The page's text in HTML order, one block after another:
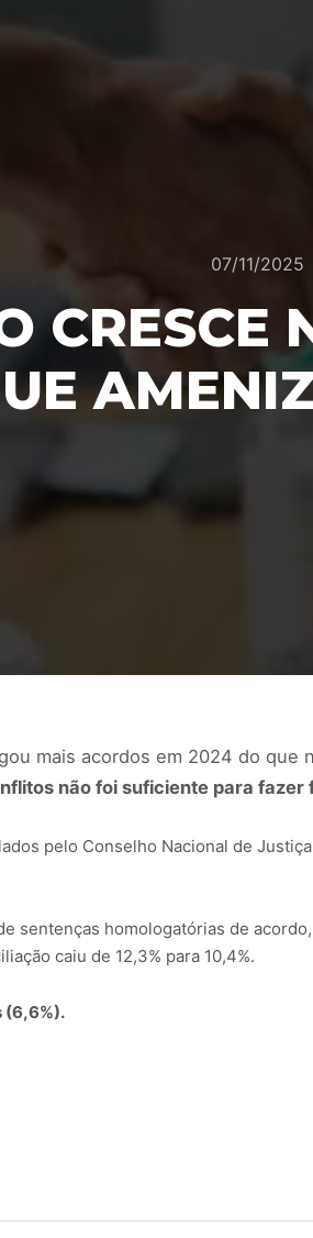
07/11/2025
CRESCE
mais acordos em 2024 do que
não foi suficiente para
pelo Conselho Nacional de
sentenças homologatórias de
caiu de 12,3% para 10,4%.
(6,6%).